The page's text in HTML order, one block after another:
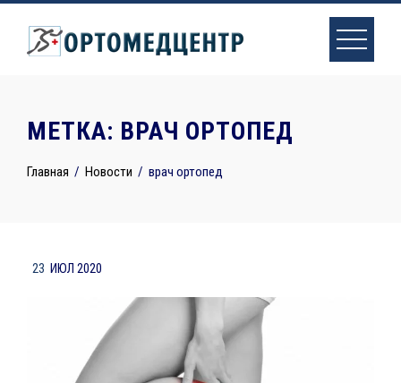
content
МЕТКА: ВРАЧ ОРТОПЕД
Главная Новости врач ортопед
23 ИЮЛ 2020